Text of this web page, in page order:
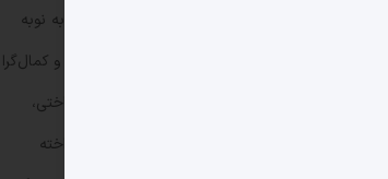
و اجتماعی دانشگاه‌ها قرار می‌گیرد که هر کدام به نوبه
این مقاله، تلاش خواهیم کرد تا با نگاهی جامع و کمال‌گرا
بررسی از زوایای مختلفی چون تحلیل جامعه‌شناختی،
داده‌های تجربی به درک بهتری از این پدیده پرداخته